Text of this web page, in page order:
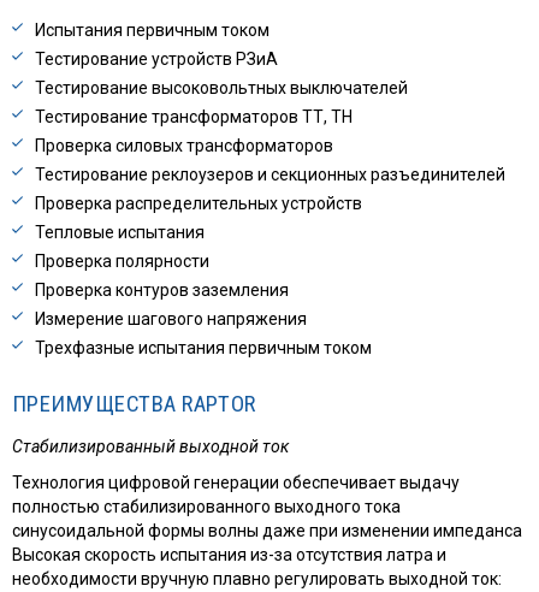
Испытания первичным током
Тестирование устройств РЗиА
Тестирование высоковольтных выключателей
Тестирование трансформаторов ТТ, ТН
Проверка силовых трансформаторов
Тестирование реклоузеров и секционных разъединителей
Проверка распределительных устройств
Тепловые испытания
Проверка полярности
Проверка контуров заземления
Измерение шагового напряжения
Трехфазные испытания первичным током
ПРЕИМУЩЕСТВА RAPTOR
Стабилизированный выходной ток
Технология цифровой генерации обеспечивает выдачу
полностью стабилизированного выходного тока
синусоидальной формы волны даже при изменении импеданса
Высокая скорость испытания из-за отсутствия латра и
необходимости вручную плавно регулировать выходной ток: